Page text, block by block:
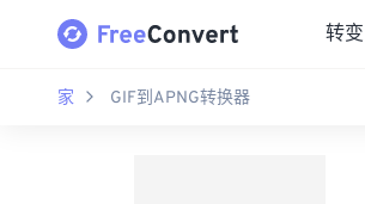
转变
家 GIF到APNG转换器